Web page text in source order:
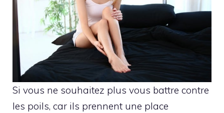
Si vous ne souhaitez plus vous battre contre
les poils, car ils prennent une place